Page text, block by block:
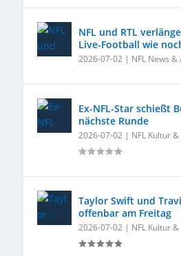
NFL und RTL
Live-Football wie
2026-07-02 | NFL News
Ex-NFL-Star schießt
nächste Runde
2026-07-02 | NFL Kultur
Taylor Swift und
offenbar am Freitag
2026-07-02 | NFL Kultur